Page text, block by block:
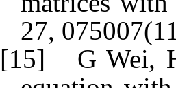
27,
[15]
G Wei,